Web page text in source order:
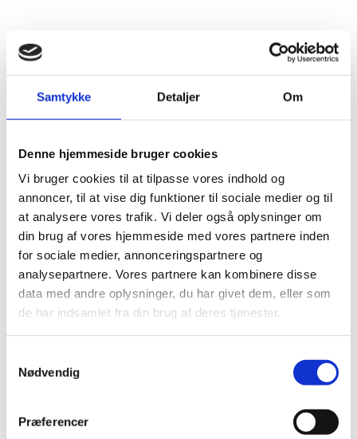
Samtykke Detaljer Om
Denne hjemmeside bruger cookies
Vi bruger cookies til at tilpasse vores indhold og
annoncer, til at vise dig funktioner til sociale medier og til
at analysere vores trafik. Vi deler også oplysninger om
din brug af vores hjemmeside med vores partnere inden
for sociale medier, annonceringspartnere og
analysepartnere. Vores partnere kan kombinere disse
data med andre oplysninger, du har givet dem, eller som
de har indsamlet fra din brug af deres tjenester.
Nødvendig
Præferencer
Visum
Visumpligt. Du kan søge om visum hos Sao Tomé
og Principes ambassade.
Pas skal være gyldigt i 6 måneder ud over
opholdets varighed.
Danske forlængede pas anerkendes ikke.
Danske nødpas (provisoriske pas) anerkendes ikke.
EU-nødpas anerkendes ikke.
nødpas. Kontakt transitlandets ambassade.
Visse viseringer og stempler i dit pas kan medføre,
Hvis du har dansk flygtninge- eller fremmedpas,